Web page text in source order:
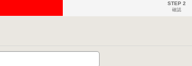
STEP 2
確認